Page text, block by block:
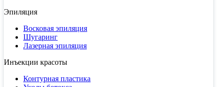
Эпиляция
Восковая эпиляция
Шугаринг
Лазерная эпиляция
Инъекции красоты
Контурная пластика